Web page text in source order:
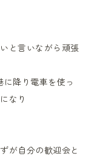
と言いながら頑張
降り電車を使っ
なり
が自分の歓迎会と